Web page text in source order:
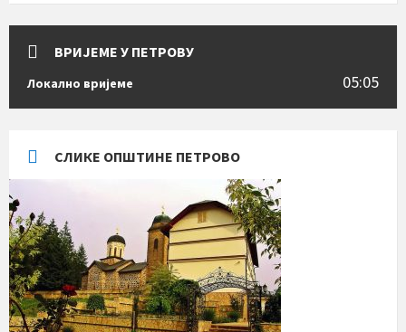
ВРИЈЕМЕ У ПЕТРОВУ
Локално вријеме 05:05
СЛИКЕ ОПШТИНЕ ПЕТРОВО